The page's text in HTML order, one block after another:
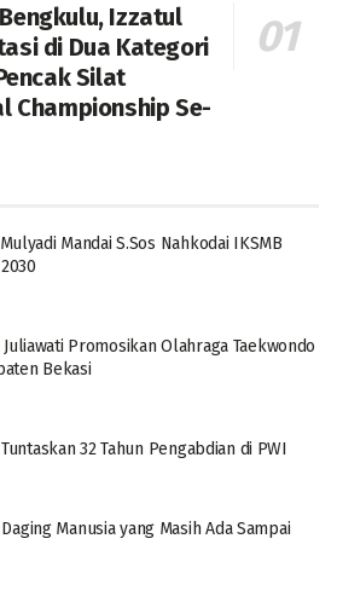
Izzatul
di Dua Kategori
Silat
Championship Se-
Mandai S.Sos Nahkodai IKSMB
Promosikan Olahraga Taekwondo
Bekasi
32 Tahun Pengabdian di PWI
Manusia yang Masih Ada Sampai